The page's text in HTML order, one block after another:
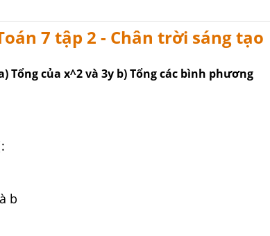
7 tập 2 - Chân trời sáng tạo
Tổng của x^2 và 3y b) Tổng các bình phương
b